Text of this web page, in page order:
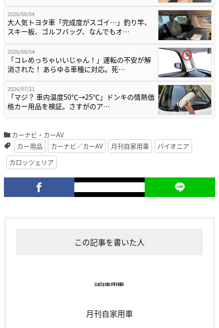
2026/08/04
大人気トヨタ車「完成度がスゴイ…」釣り竿、
スキー板、ゴルフバッグ、なんでもオ…
2026/08/04
「コレめっちゃいいじゃん！」運転の不安が解
消された！ あらゆる車種に対応。死…
2026/07/21
「マジ？ 車内温度50℃→25℃」ドンキの情熱価
格カー用品を検証。さすがのア…
カーナビ・カーAV
カー用品
カーナビ／カーAV 月刊自家用車
パイオニア
カロッツェリア
この記事を書いた人
月刊自家用車